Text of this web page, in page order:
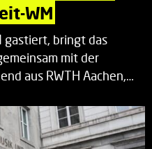
WM
gastiert, bringt das
mit der
aus RWTH Aachen,…